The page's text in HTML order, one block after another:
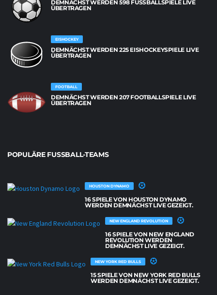
DEMNÄCHST WERDEN 598 FUSSBALLSPIELE LIVE Ü
BERTRAGEN
EISHOCKEY
DEMNÄCHST WERDEN 225 EISHOCKEYSPIELE LIVE
ÜBERTRAGEN
FOOTBALL
DEMNÄCHST WERDEN 207 FOOTBALLSPIELE LIVE
ÜBERTRAGEN
POPULÄRE FUSSBALL-TEAMS
HOUSTON DYNAMO
16 SPIELE VON HOUSTON DYNAMO
WERDEN DEMNÄCHST LIVE GEZEIGT.
NEW ENGLAND REVOLUTION
16 SPIELE VON NEW ENGLAND
REVOLUTION WERDEN
DEMNÄCHST LIVE GEZEIGT.
NEW YORK RED BULLS
15 SPIELE VON NEW YORK RED BULLS
WERDEN DEMNÄCHST LIVE GEZEIGT.